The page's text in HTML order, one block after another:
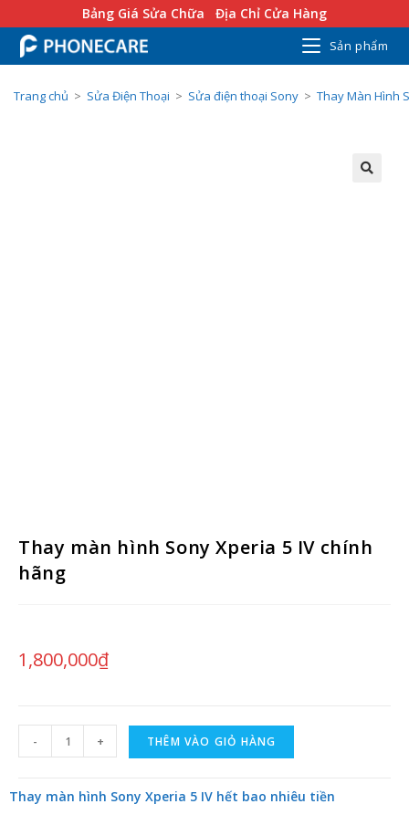
Bảng Giá Sửa Chữa Địa Chỉ Cửa Hàng
Sản phẩm
Trang chủ > Sửa Điện Thoại > Sửa điện thoại Sony > Thay Màn Hình
Thay màn hình Sony Xperia 5 IV chính
hãng
1,800,000₫
- + THÊM VÀO GIỎ HÀNG
Thay màn hình Sony Xperia 5 IV hết bao nhiêu tiền